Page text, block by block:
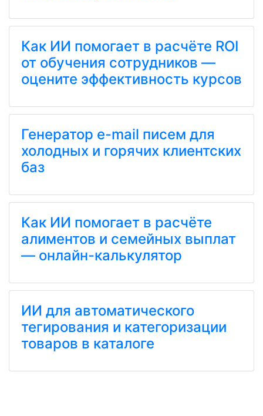
Как ИИ помогает в расчёте ROI
от обучения сотрудников —
оцените эффективность курсов
Генератор e-mail писем для
холодных и горячих клиентских
баз
Как ИИ помогает в расчёте
алиментов и семейных выплат
— онлайн-калькулятор
ИИ для автоматического
тегирования и категоризации
товаров в каталоге